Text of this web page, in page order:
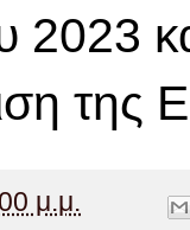
2023
μ.μ.